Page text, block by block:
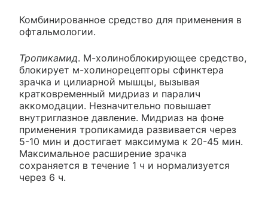
Комбинированное средство для применения в
офтальмологии.
Тропикамид. М-холиноблокирующее средство,
блокирует м-холинорецепторы сфинктера
зрачка и цилиарной мышцы, вызывая
кратковременный мидриаз и паралич
аккомодации. Незначительно повышает
внутриглазное давление. Мидриаз на фоне
применения тропикамида развивается через
5-10 мин и достигает максимума к 20-45 мин.
Максимальное расширение зрачка
сохраняется в течение 1 ч и нормализуется
через 6 ч.